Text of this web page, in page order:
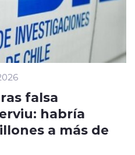
falsa
habría
a más de